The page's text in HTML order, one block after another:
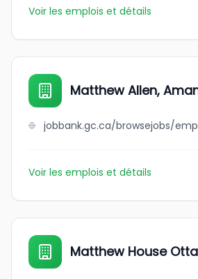
Voir les emplois et détails
Matthew Allen,
Voir les emplois et détails
Matthew House